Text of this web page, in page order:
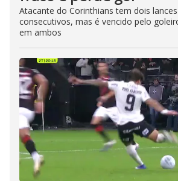
Atacante do Corinthians tem dois
consecutivos, mas é vencido pelo
em ambos